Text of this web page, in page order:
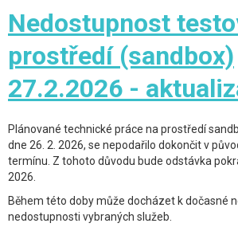
Nedostupnost
prostředí (sandbox)
27.2.2026 -
Plánované technické práce na prostředí
dne 26. 2. 2026, se nepodařilo dokončit v
termínu. Z tohoto důvodu bude odstávka
2026.
Během této doby může docházet k dočasné
nedostupnosti vybraných služeb.